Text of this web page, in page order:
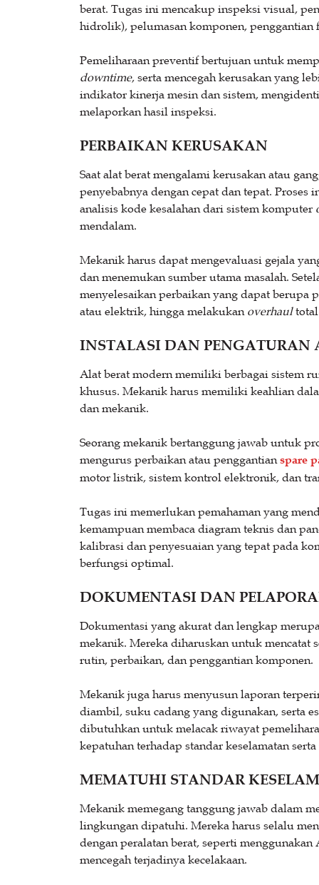
berat. Tugas ini mencakup inspeksi visual,
hidrolik), pelumasan komponen, penggantian
Pemeliharaan preventif bertujuan untuk
downtime, serta mencegah kerusakan yang
indikator kinerja mesin dan sistem,
melaporkan hasil inspeksi.
PERBAIKAN KERUSAKAN
Saat alat berat mengalami kerusakan atau
penyebabnya dengan cepat dan tepat.
analisis kode kesalahan dari sistem komputer
mendalam.
Mekanik harus dapat mengevaluasi gejala
dan menemukan sumber utama masalah.
menyelesaikan perbaikan yang dapat
atau elektrik, hingga melakukan overhaul
INSTALASI DAN PENGATURAN
Alat berat modern memiliki berbagai sistem
khusus. Mekanik harus memiliki keahlian
dan mekanik.
Seorang mekanik bertanggung jawab untuk
mengurus perbaikan atau penggantian spare
motor listrik, sistem kontrol elektronik, dan
Tugas ini memerlukan pemahaman yang
kemampuan membaca diagram teknis dan
kalibrasi dan penyesuaian yang tepat pada
berfungsi optimal.
DOKUMENTASI DAN
Dokumentasi yang akurat dan lengkap
mekanik. Mereka diharuskan untuk mencatat
rutin, perbaikan, dan penggantian komponen.
Mekanik juga harus menyusun laporan
diambil, suku cadang yang digunakan, serta
dibutuhkan untuk melacak riwayat
kepatuhan terhadap standar keselamatan
MEMATUHI STANDAR
Mekanik memegang tanggung jawab dalam
lingkungan dipatuhi. Mereka harus selalu
dengan peralatan berat, seperti
mencegah terjadinya kecelakaan.